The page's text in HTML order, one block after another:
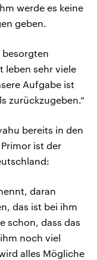
werde es keine
geben.
besorgten
leben sehr viele
Aufgabe ist
zurückzugeben.“
bereits in den
ist der
daran
das ist bei ihm
schon, dass das
noch viel
alles Mögliche